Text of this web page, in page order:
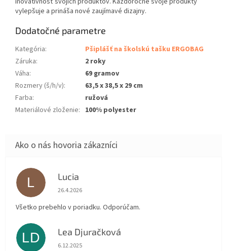
vylepšuje a prináša nové zaujímavé dizajny.
Dodatočné parametre
Kategória:
Pšiplášť na školskú tašku ERGOBAG
Záruka:
2 roky
Váha:
69 gramov
Rozmery (š/h/v):
63,5 x 38,5 x 29 cm
Farba:
ružová
Materiálové zloženie: 100% polyester
L Lucia
Hodnotenie obchodu je 5 z 5 hviezdičiek.
26.4.2026
Všetko prebehlo v poriadku. Odporúčam.
LD Lea Djuračková
Hodnotenie obchodu je 5 z 5 hviezdičiek.
6.12.2025